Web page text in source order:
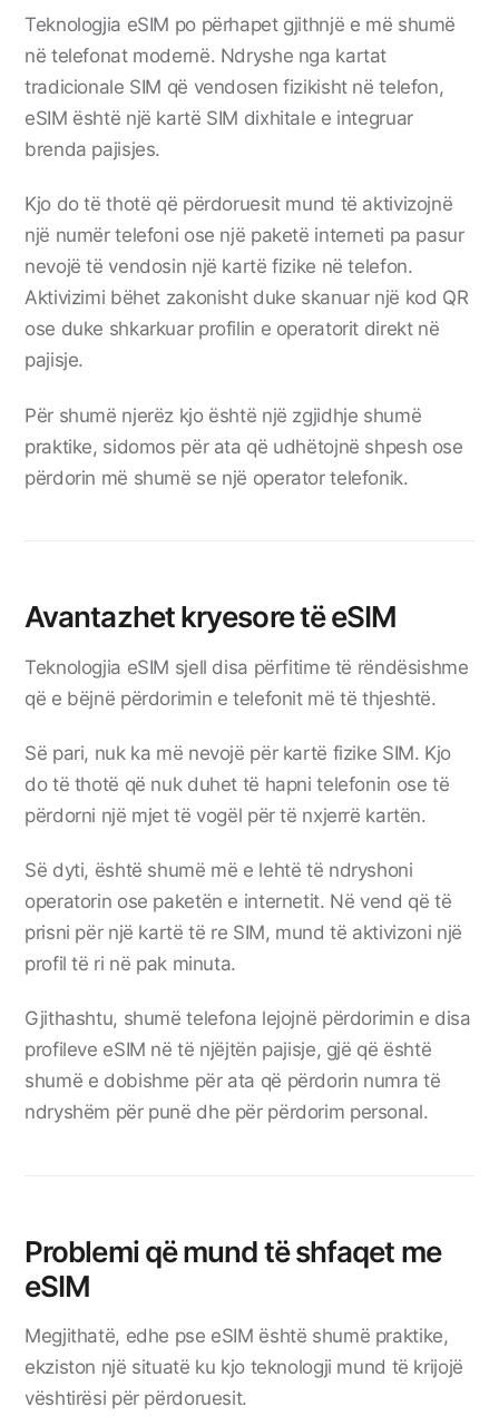
Teknologjia eSIM po përhapet gjithnjë e më shumë
në telefonat modernë. Ndryshe nga kartat
tradicionale SIM që vendosen fizikisht në telefon,
eSIM është një kartë SIM dixhitale e integruar
brenda pajisjes.
Kjo do të thotë që përdoruesit mund të aktivizojnë
një numër telefoni ose një paketë interneti pa pasur
nevojë të vendosin një kartë fizike në telefon.
Aktivizimi bëhet zakonisht duke skanuar një kod QR
ose duke shkarkuar profilin e operatorit direkt në
pajisje.
Për shumë njerëz kjo është një zgjidhje shumë
praktike, sidomos për ata që udhëtojnë shpesh ose
përdorin më shumë se një operator telefonik.
Avantazhet kryesore të eSIM
Teknologjia eSIM sjell disa përfitime të rëndësishme
që e bëjnë përdorimin e telefonit më të thjeshtë.
Së pari, nuk ka më nevojë për kartë fizike SIM. Kjo
do të thotë që nuk duhet të hapni telefonin ose të
përdorni një mjet të vogël për të nxjerrë kartën.
Së dyti, është shumë më e lehtë të ndryshoni
operatorin ose paketën e internetit. Në vend që të
prisni për një kartë të re SIM, mund të aktivizoni një
profil të ri në pak minuta.
Gjithashtu, shumë telefona lejojnë përdorimin e disa
profileve eSIM në të njëjtën pajisje, gjë që është
shumë e dobishme për ata që përdorin numra të
ndryshëm për punë dhe për përdorim personal.
Problemi që mund të shfaqet me
eSIM
Megjithatë, edhe pse eSIM është shumë praktike,
ekziston një situatë ku kjo teknologji mund të krijojë
vështirësi për përdoruesit.